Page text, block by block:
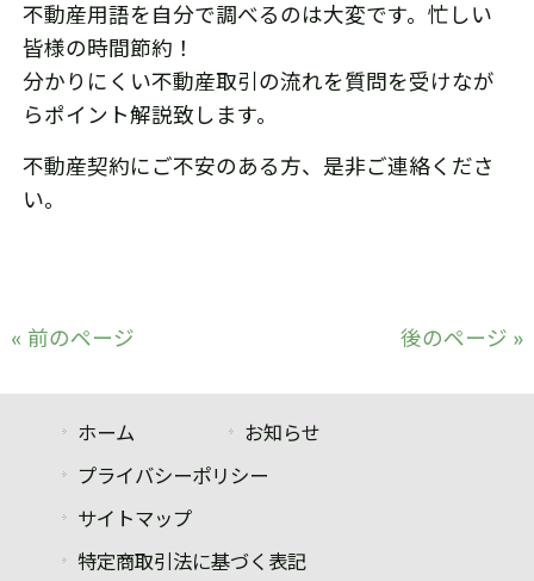
不動産用語を自分で調べるのは大変です。忙しい
皆様の時間節約！
分かりにくい不動産取引の流れを質問を受けなが
らポイント解説致します。
不動産契約にご不安のある方、是非ご連絡くださ
い。
« 前のページ 後のページ »
ホーム
お知らせ
プライバシーポリシー
サイトマップ
特定商取引法に基づく表記